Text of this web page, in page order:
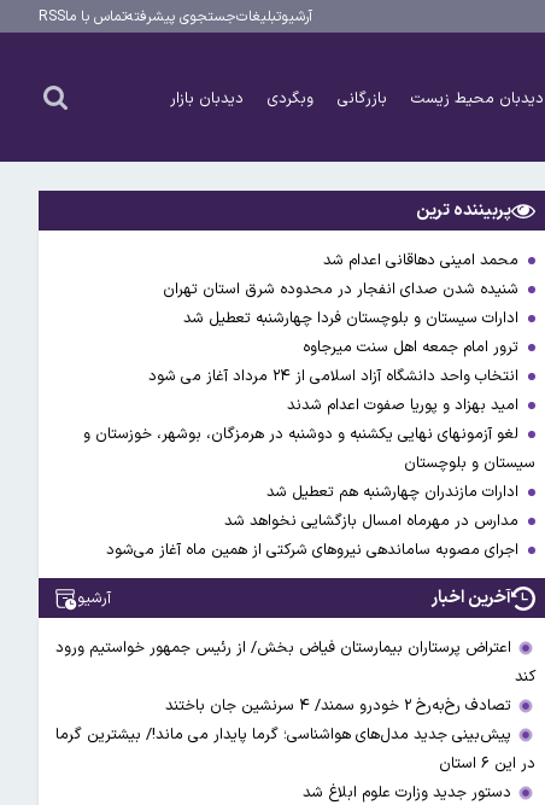
آرشیوتبلیغاتجستجوی پیشرفتهتماس با ماRSS
دیدبان محیط زیست بازرگانی وبگردی دیدبان بازار
پربیننده ترین
محمد امینی دهاقانی اعدام شد
شنیده شدن صدای انفجار در محدوده شرق استان تهران
ادارات سیستان و بلوچستان فردا چهارشنبه تعطیل شد
ترور امام جمعه اهل سنت میرجاوه
انتخاب واحد دانشگاه آزاد اسلامی از ۲۴ مرداد آغاز می شود
امید بهزاد و پوریا صفوت اعدام شدند
لغو آزمونهای نهایی یکشنبه و دوشنبه در هرمزگان، بوشهر، خوزستان و
سیستان و بلوچستان
ادارات مازندران چهارشنبه هم تعطیل شد
مدارس در مهرماه امسال بازگشایی نخواهد شد
اجرای مصوبه ساماندهی نیرو‌های شرکتی از همین ماه آغاز می‌شود
آخرین اخبار آرشیو
اعتراض پرستاران بیمارستان فیاض بخش/ از رئیس جمهور خواستیم ورود
کند
تصادف رخ‌به‌رخ ۲ خودرو سمند/ ۴ سرنشین جان باختند
پیش‌بینی جدید مدل‌های هواشناسی؛ گرما پایدار می ماند!/ بیشترین گرما
در این ۶ استان
دستور جدید وزارت علوم ابلاغ شد